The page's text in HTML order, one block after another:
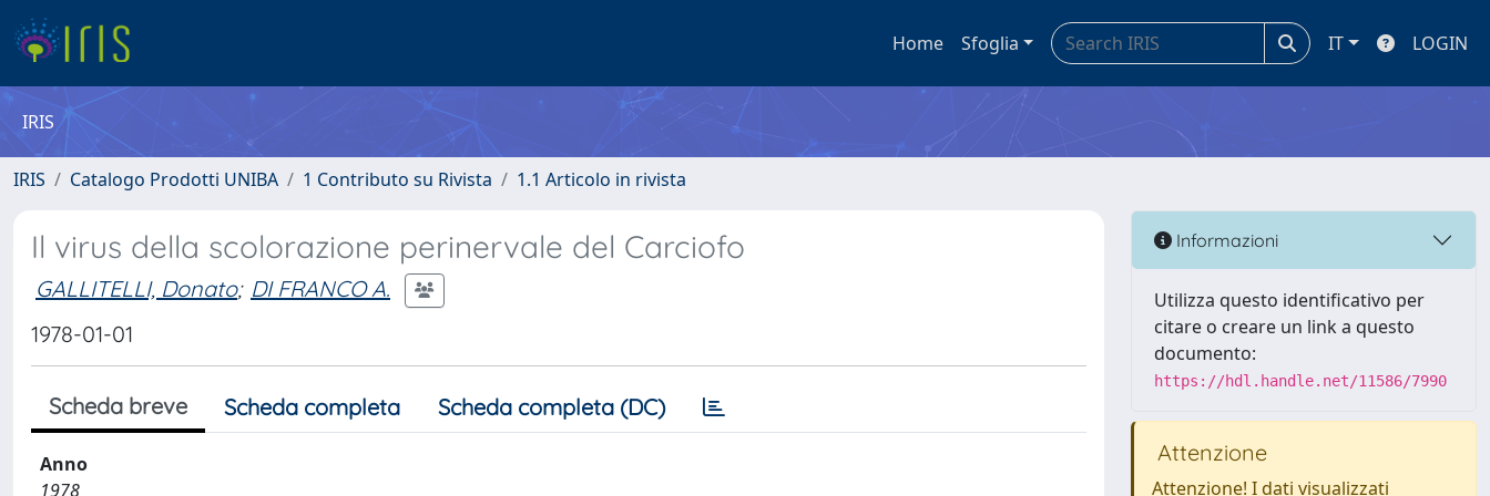
Home Sfoglia IT LOGIN
IRIS
IRIS Catalogo Prodotti UNIBA 1 Contributo su Rivista 1.1 Articolo in rivista
Il virus della scolorazione perinervale del Carciofo
GALLITELLI, Donato; DI FRANCO A.
1978-01-01
Scheda breve Scheda completa Scheda completa (DC)
Anno
1978
Informazioni
Utilizza questo identificativo per
citare o creare un link a questo
documento:
https://hdl.handle.net/11586/7990
Attenzione
Attenzione! I dati visualizzati